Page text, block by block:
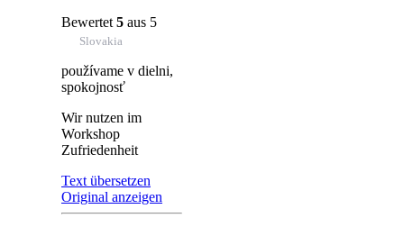
Bewertet 5 aus 5
Slovakia
používame v dielni,
spokojnosť
Wir nutzen im
Workshop
Zufriedenheit
Text übersetzen
Original anzeigen